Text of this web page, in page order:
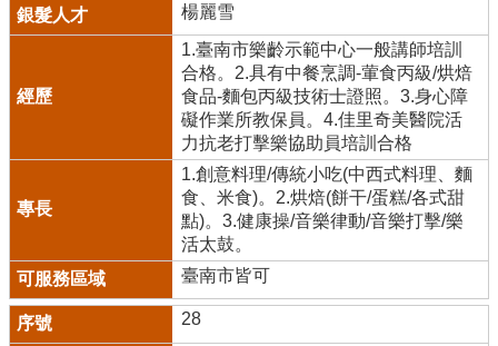
楊麗雪
1.臺南市樂齡示範中心一般講師培訓
合格。2.具有中餐烹調-葷食丙級/烘焙
食品-麵包丙級技術士證照。3.身心障
礙作業所教保員。4.佳里奇美醫院活
力抗老打擊樂協助員培訓合格
1.創意料理/傳統小吃(中西式料理、麵
食、米食)。2.烘焙(餅干/蛋糕/各式甜
點)。3.健康操/音樂律動/音樂打擊/樂
活太鼓。
臺南市皆可
28